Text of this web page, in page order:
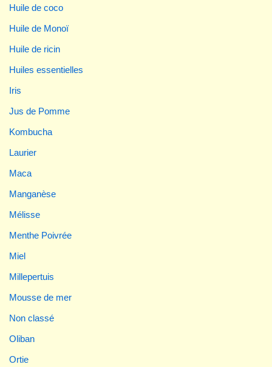
Huile de coco
Huile de Monoï
Huile de ricin
Huiles essentielles
Iris
Jus de Pomme
Kombucha
Laurier
Maca
Manganèse
Mélisse
Menthe Poivrée
Miel
Millepertuis
Mousse de mer
Non classé
Oliban
Ortie